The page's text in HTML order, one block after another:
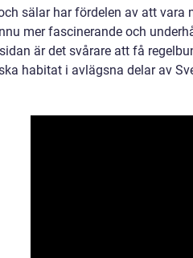
sälar har fördelen av att vara
mer fascinerande och
är det svårare att få
habitat i avlägsna delar av